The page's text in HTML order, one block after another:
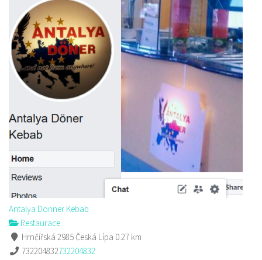
Antalya Donner Kebab
Restaurace
Hrnčířská 2985 Česká Lípa 0.27 km
732204832732204832